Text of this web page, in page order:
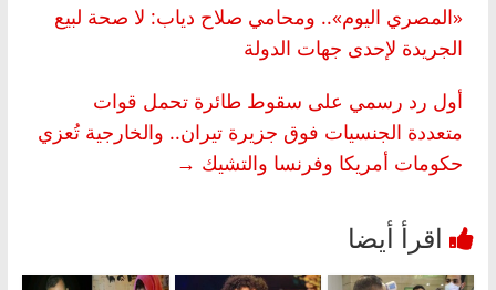
«المصري اليوم».. ومحامي صلاح دياب: لا صحة لبيع
الجريدة لإحدى جهات الدولة
أول رد رسمي على سقوط طائرة تحمل قوات
متعددة الجنسيات فوق جزيرة تيران.. والخارجية تُعزي
حكومات أمريكا وفرنسا والتشيك →